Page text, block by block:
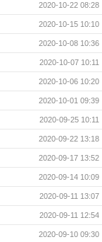
2020-10-22 08:28
2020-10-15 10:10
2020-10-08 10:36
2020-10-07 10:11
2020-10-06 10:20
2020-10-01 09:39
2020-09-25 10:11
2020-09-22 13:18
2020-09-17 13:52
2020-09-14 10:09
2020-09-11 13:07
2020-09-11 12:54
2020-09-10 09:30